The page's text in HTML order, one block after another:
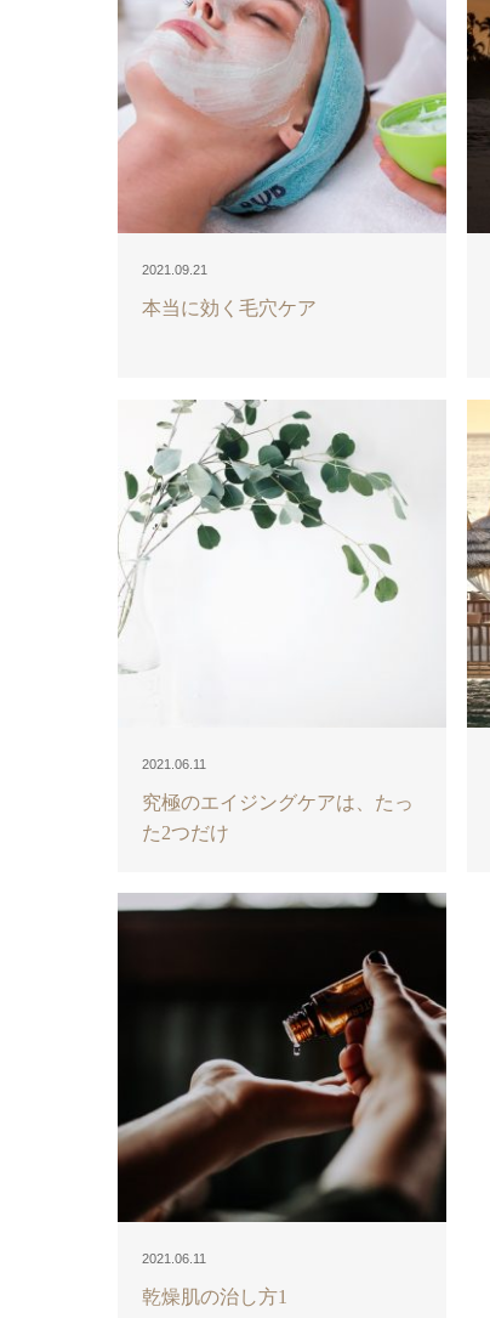
2021.09.21
本当に効く毛穴ケア
2021.06.11
究極のエイジングケアは、たっ
た2つだけ
2021.06.11
乾燥肌の治し方1